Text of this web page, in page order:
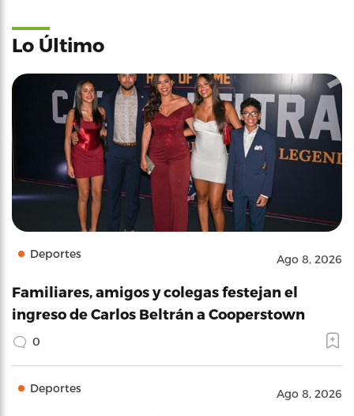
Lo Último
Deportes Ago 8, 2026
Familiares, amigos y colegas festejan el
ingreso de Carlos Beltrán a Cooperstown
0
Deportes Ago 8, 2026